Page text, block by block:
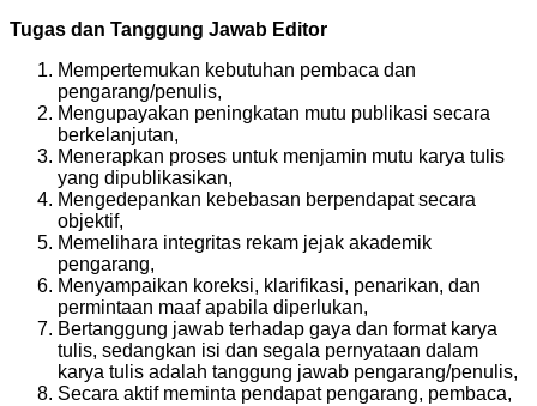
Tugas dan Tanggung Jawab Editor
Mempertemukan kebutuhan pembaca dan
pengarang/penulis,
Mengupayakan peningkatan mutu publikasi secara
berkelanjutan,
Menerapkan proses untuk menjamin mutu karya tulis
yang dipublikasikan,
Mengedepankan kebebasan berpendapat secara
objektif,
Memelihara integritas rekam jejak akademik
pengarang,
Menyampaikan koreksi, klarifikasi, penarikan, dan
permintaan maaf apabila diperlukan,
Bertanggung jawab terhadap gaya dan format karya
tulis, sedangkan isi dan segala pernyataan dalam
karya tulis adalah tanggung jawab pengarang/penulis,
Secara aktif meminta pendapat pengarang, pembaca,